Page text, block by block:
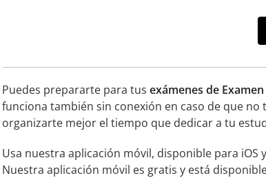
Puedes prepararte para tus exámenes de
funciona también sin conexión en caso de que
organizarte mejor el tiempo que dedicar a tu
Usa nuestra aplicación móvil, disponible para
Nuestra aplicación móvil es gratis y está